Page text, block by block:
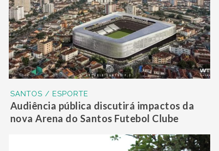
SANTOS / ESPORTE
Audiência pública discutirá impactos da
nova Arena do Santos Futebol Clube